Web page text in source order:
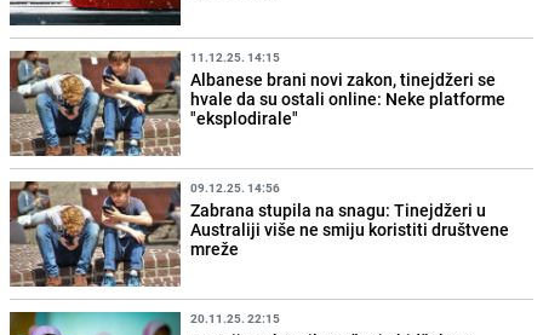
11.12.25. 14:15
Albanese brani novi zakon, tinejdžeri se
hvale da su ostali online: Neke platforme
"eksplodirale"
09.12.25. 14:56
Zabrana stupila na snagu: Tinejdžeri u
Australiji više ne smiju koristiti društvene
mreže
20.11.25. 22:15